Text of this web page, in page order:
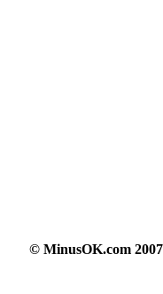
© MinusOK.com 2007